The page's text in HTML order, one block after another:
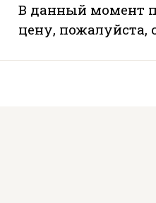
В данный момент
цену, пожалуйста,